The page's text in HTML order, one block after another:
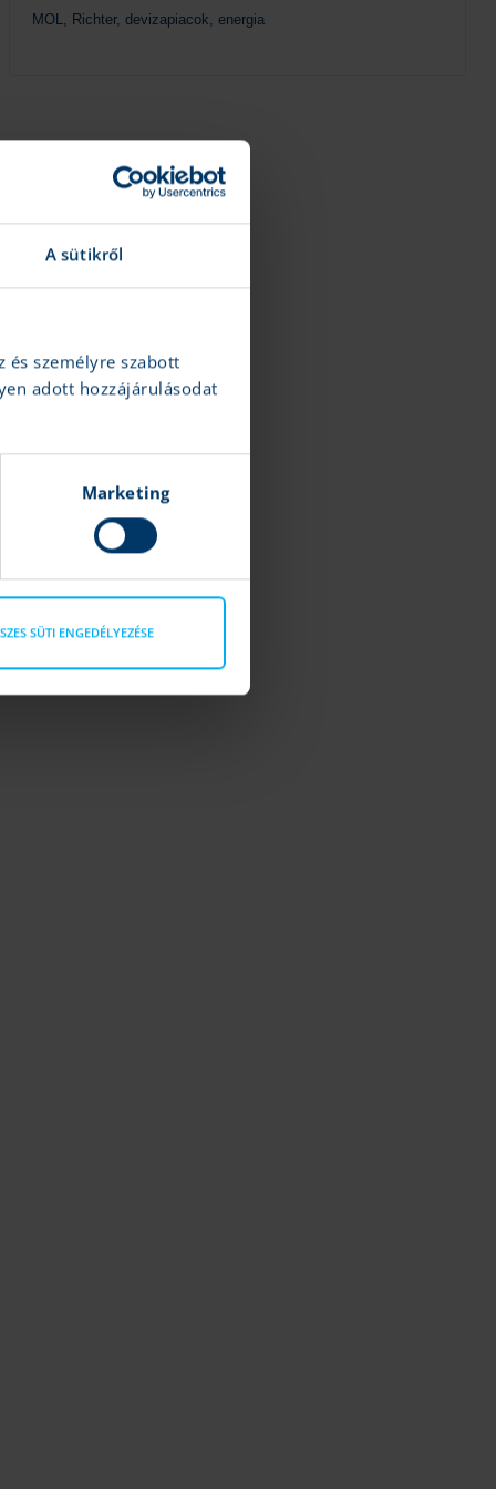
A sütikről
és személyre szabott
adott hozzájárulásodat
Marketing
SÜTI ENGEDÉLYEZÉSE
MOL, Richter, devizapiacok, energia